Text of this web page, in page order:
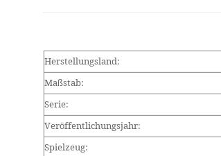
Herstellungsland:
Maßstab:
Serie:
Veröffentlichungsjahr:
Spielzeug: